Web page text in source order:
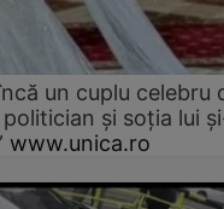
un cuplu celebru
și soția lui
www.unica.ro